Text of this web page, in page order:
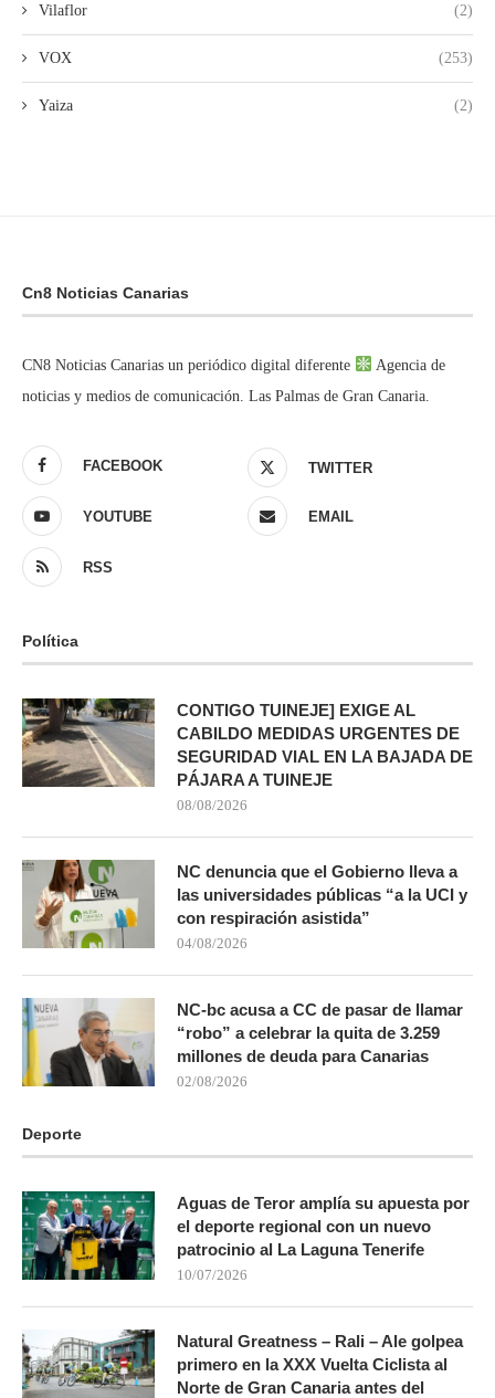
Vilaflor (2)
VOX (253)
Yaiza (2)
Cn8 Noticias Canarias
CN8 Noticias Canarias un periódico digital diferente
Agencia de
noticias y medios de comunicación. Las Palmas de Gran Canaria.
FACEBOOK TWITTER
YOUTUBE EMAIL
RSS
Política
CONTIGO TUINEJE] EXIGE AL
CABILDO MEDIDAS URGENTES DE
SEGURIDAD VIAL EN LA BAJADA DE
PÁJARA A TUINEJE
08/08/2026
NC denuncia que el Gobierno lleva a
las universidades públicas “a la UCI y
con respiración asistida”
04/08/2026
NC-bc acusa a CC de pasar de llamar
“robo” a celebrar la quita de 3.259
millones de deuda para Canarias
02/08/2026
Deporte
Aguas de Teror amplía su apuesta por
el deporte regional con un nuevo
patrocinio al La Laguna Tenerife
10/07/2026
Natural Greatness – Rali – Ale golpea
primero en la XXX Vuelta Ciclista al
Norte de Gran Canaria antes del